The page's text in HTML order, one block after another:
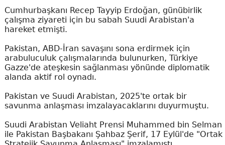
Cumhurbaşkanı Recep Tayyip Erdoğan, günübirlik
çalışma ziyareti için bu sabah Suudi Arabistan'a
hareket etmişti.
Pakistan, ABD-İran savaşını sona erdirmek için
arabuluculuk çalışmalarında bulunurken, Türkiye
Gazze'de ateşkesin sağlanması yönünde diplomatik
alanda aktif rol oynadı.
Pakistan ve Suudi Arabistan, 2025'te ortak bir
savunma anlaşması imzalayacaklarını duyurmuştu.
Suudi Arabistan Veliaht Prensi Muhammed bin Selman
ile Pakistan Başbakanı Şahbaz Şerif, 17 Eylül'de "Ortak